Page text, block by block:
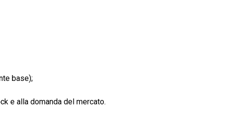
base);
e alla domanda del mercato.